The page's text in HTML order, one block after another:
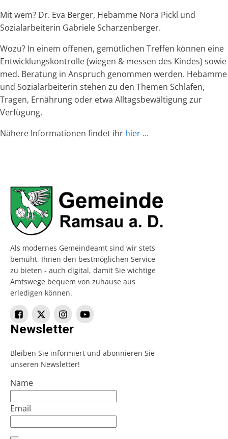
Mit wem? Dr. Eva Berger, Hebamme Nora Pickl und
Sozialarbeiterin Gabriele Scharzenberger.
Wozu? In einem offenen, gemütlichen Treffen können eine
Entwicklungskontrolle (wiegen & messen des Kindes) sowie
med. Beratung in Anspruch genommen werden. Hebamme
und Sozialarbeiterin stehen zu den Themen Schlafen,
Tragen, Ernährung oder etwa Alltagsbewältigung zur
Verfügung.
Nähere Informationen findet ihr hier ...
Als modernes Gemeindeamt sind wir stets
bemüht, Ihnen den bestmöglichen Service
zu bieten - auch digital, damit Sie wichtige
Amtswege bequem von zuhause aus
erledigen können.
Newsletter
Bleiben Sie informiert und abonnieren Sie
unseren Newsletter!
Name
Email